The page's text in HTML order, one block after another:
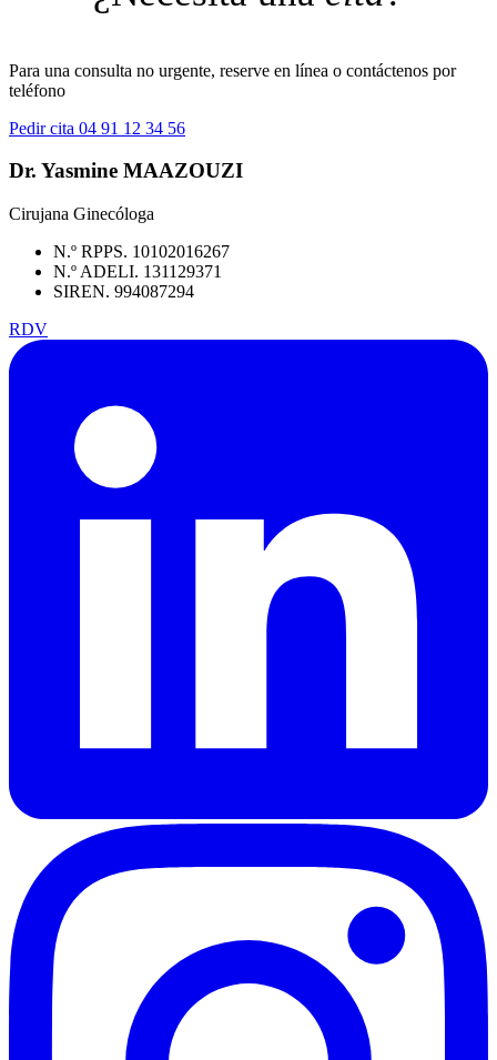
Para una consulta no urgente, reserve en línea o contáctenos por
teléfono
Pedir cita 04 91 12 34 56
Dr. Yasmine MAAZOUZI
Cirujana Ginecóloga
N.º RPPS. 10102016267
N.º ADELI. 131129371
SIREN. 994087294
RDV